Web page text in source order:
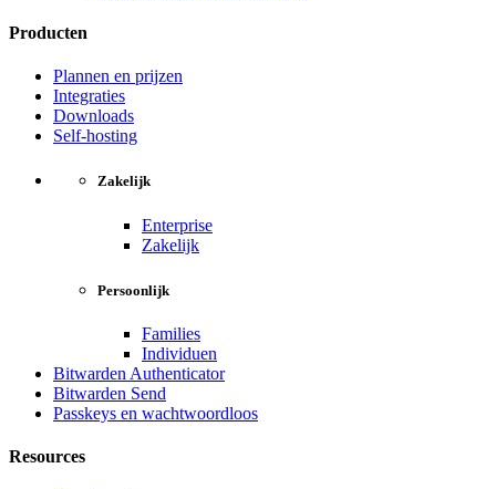
Producten
Plannen en prijzen
Integraties
Downloads
Self-hosting
Zakelijk
Enterprise
Zakelijk
Persoonlijk
Families
Individuen
Bitwarden Authenticator
Bitwarden Send
Passkeys en wachtwoordloos
Resources